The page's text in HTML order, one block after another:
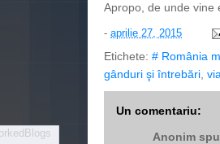
Apropo, de unde vine
- aprilie 27, 2015
Etichete: # România
gânduri şi întrebări
Un comentariu:
Anonim